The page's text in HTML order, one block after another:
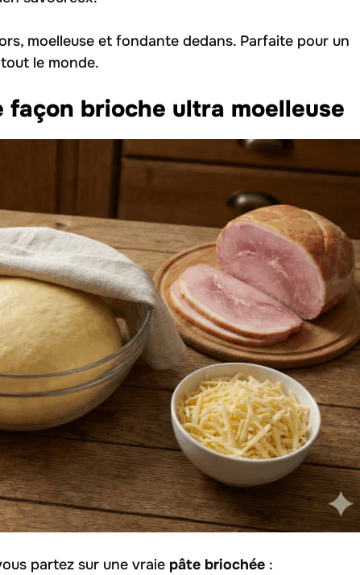
moelleuse et fondante dedans. Parfaite pour un
le monde.
brioche ultra moelleuse
partez sur une vraie pâte briochée :